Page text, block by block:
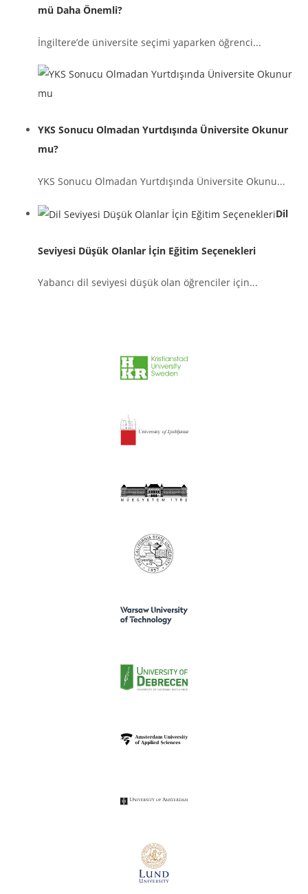
mü Daha Önemli?
İngiltere’de üniversite seçimi yaparken öğrenci...
YKS Sonucu Olmadan Yurtdışında Üniversite Okunur
mu?
YKS Sonucu Olmadan Yurtdışında Üniversite Okunu...
Dil
Seviyesi Düşük Olanlar İçin Eğitim Seçenekleri
Yabancı dil seviyesi düşük olan öğrenciler için...